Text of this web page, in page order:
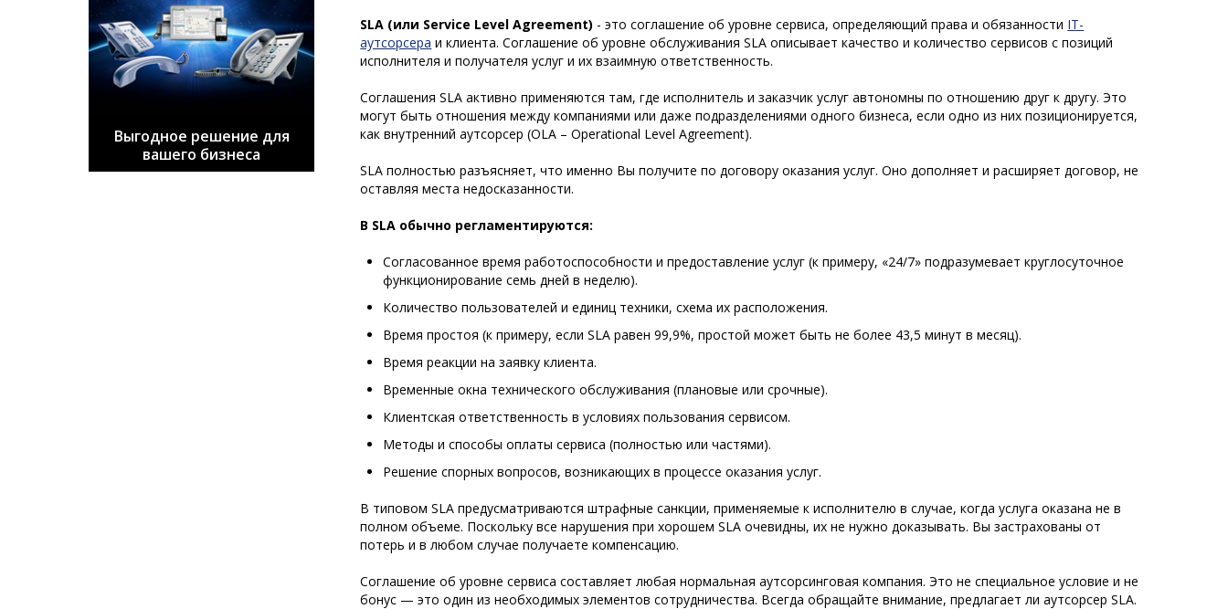
SLA (или Service Level Agreement) - это соглашение об уровне сервиса, определяющий права и обязанности IT-
аутсорсера и клиента. Соглашение об уровне обслуживания SLA описывает качество и количество сервисов с позиций
исполнителя и получателя услуг и их взаимную ответственность.
Соглашения SLA активно применяются там, где исполнитель и заказчик услуг автономны по отношению друг к другу. Это
могут быть отношения между компаниями или даже подразделениями одного бизнеса, если одно из них позиционируется,
как внутренний аутсорсер (OLA – Operational Level Agreement).
SLA полностью разъясняет, что именно Вы получите по договору оказания услуг. Оно дополняет и расширяет договор, не
оставляя места недосказанности.
В SLA обычно регламентируются:
Согласованное время работоспособности и предоставление услуг (к примеру, «24/7» подразумевает круглосуточное
функционирование семь дней в неделю).
Количество пользователей и единиц техники, схема их расположения.
Время простоя (к примеру, если SLA равен 99,9%, простой может быть не более 43,5 минут в месяц).
Время реакции на заявку клиента.
Временные окна технического обслуживания (плановые или срочные).
Клиентская ответственность в условиях пользования сервисом.
Методы и способы оплаты сервиса (полностью или частями).
Решение спорных вопросов, возникающих в процессе оказания услуг.
В типовом SLA предусматриваются штрафные санкции, применяемые к исполнителю в случае, когда услуга оказана не в
полном объеме. Поскольку все нарушения при хорошем SLA очевидны, их не нужно доказывать. Вы застрахованы от
потерь и в любом случае получаете компенсацию.
Соглашение об уровне сервиса составляет любая нормальная аутсорсинговая компания. Это не специальное условие и не
бонус — это один из необходимых элементов сотрудничества. Всегда обращайте внимание, предлагает ли аутсорсер SLA.
Выгодное решение для
вашего бизнеса